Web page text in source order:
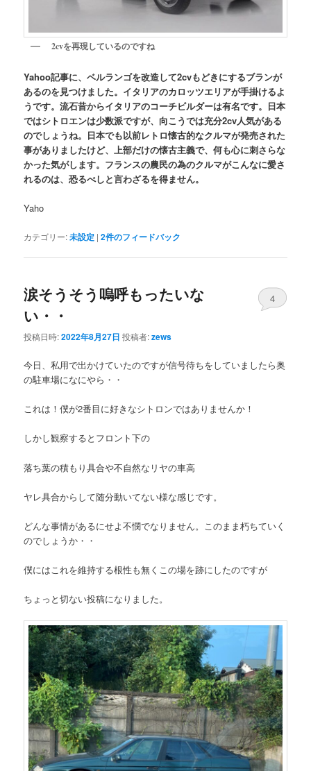
2cvを再現しているのですね
Yahoo記事に、ベルランゴを改造して2cvもどきにするブランが
あるのを見つけました。イタリアのカロッツエリアが手掛けるよ
うです。流石昔からイタリアのコーチビルダーは有名です。日本
ではシトロエンは少数派ですが、向こうでは充分2cv人気がある
のでしょうね。日本でも以前レトロ懐古的なクルマが発売された
事がありましたけど、上部だけの懐古主義で、何も心に刺さらな
かった気がします。フランスの農民の為のクルマがこんなに愛さ
れるのは、恐るべしと言わざるを得ません。
Yaho
カテゴリー:未設定 |2件のフィードバック
涙そうそう嗚呼もったいな
い・・
投稿日時:2022年8月27日 投稿者:zews
4
今日、私用で出かけていたのですが信号待ちをしていましたら奥
の駐車場になにやら・・
これは！僕が2番目に好きなシトロンではありませんか！
しかし観察するとフロント下の
落ち葉の積もり具合や不自然なリヤの車高
ヤレ具合からして随分動いてない様な感じです。
どんな事情があるにせよ不憫でなりません。このまま朽ちていく
のでしょうか・・
僕にはこれを維持する根性も無くこの場を跡にしたのですが
ちょっと切ない投稿になりました。